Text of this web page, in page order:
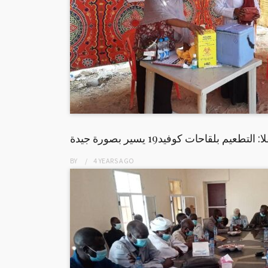
التطعيم بلقاحات كوفيد19 يسير بصورة جيدة
BY 4 YEARSAGO